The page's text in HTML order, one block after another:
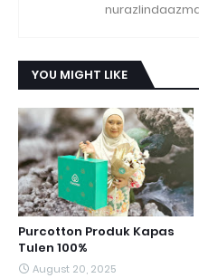
YOU MIGHT LIKE
Purcotton Produk Kapas
Tulen 100%
August 20, 2025